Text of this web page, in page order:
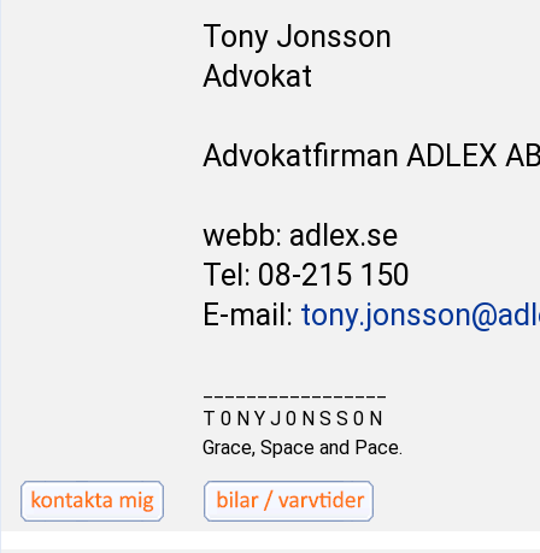
Tony Jonsson
Advokat
Advokatfirman ADLEX
webb: adlex.se
Tel: 08-215 150
E-mail:
T 0 N Y J 0 N S S 0 N
Grace, Space and Pace.